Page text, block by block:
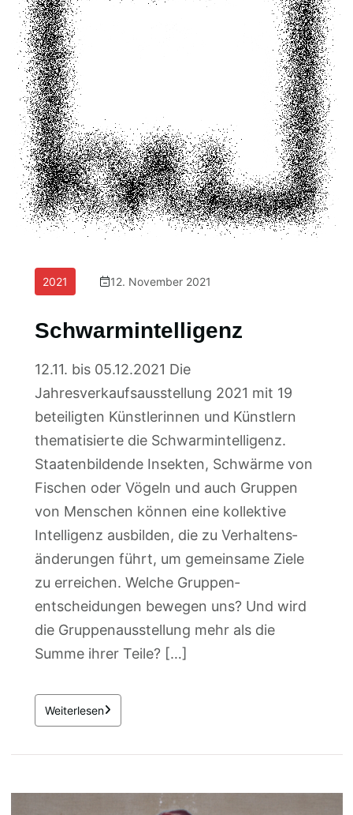
2021 12. November 2021
Schwarmintelligenz
12.11. bis 05.12.2021 Die
Jahresverkaufsausstellung 2021 mit 19
beteiligten Künstlerinnen und Künstlern
thematisierte die Schwarmintelligenz.
Staatenbildende Insekten, Schwärme von
Fischen oder Vögeln und auch Gruppen
von Menschen können eine kollektive
Intelligenz ausbilden, die zu Verhaltens­
änderungen führt, um gemeinsame Ziele
zu erreichen. Welche Gruppen­
entscheidungen bewegen uns? Und wird
die Gruppen­ausstellung mehr als die
Summe ihrer Teile? […]
Weiterlesen